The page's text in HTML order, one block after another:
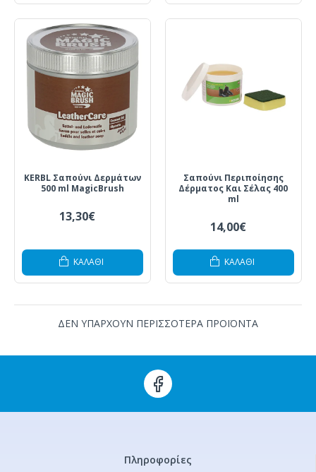
KERBL Σαπούνι Δερμάτων
500 ml MagicBrush
13,30€
ΚΑΛΆΘΙ
Σαπούνι Περιποίησης
Δέρματος Και Σέλας 400
ml
14,00€
ΚΑΛΆΘΙ
ΔΕΝ ΥΠΑΡΧΟΥΝ ΠΕΡΙΣΣΟΤΕΡΑ ΠΡΟΪΟΝΤΑ
Πληροφορίες